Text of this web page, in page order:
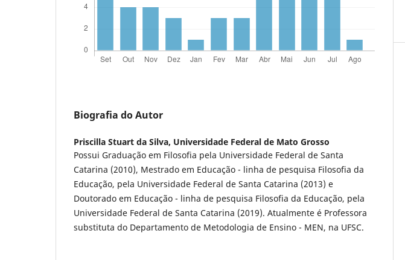
Biografia do Autor
Priscilla Stuart da Silva, Universidade Federal de Mato Grosso
Possui Graduação em Filosofia pela Universidade Federal de Santa
Catarina (2010), Mestrado em Educação - linha de pesquisa Filosofia da
Educação, pela Universidade Federal de Santa Catarina (2013) e
Doutorado em Educação - linha de pesquisa Filosofia da Educação, pela
Universidade Federal de Santa Catarina (2019). Atualmente é Professora
substituta do Departamento de Metodologia de Ensino - MEN, na UFSC.